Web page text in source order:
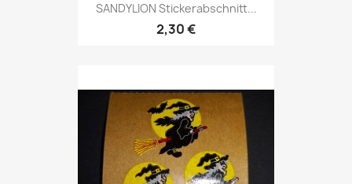
SANDYLION Stickerabschnitt...
2,30 €